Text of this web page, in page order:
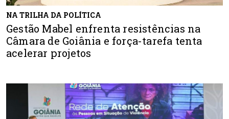
NA TRILHA DA POLÍTICA
Gestão Mabel enfrenta resistências na
Câmara de Goiânia e força-tarefa tenta
acelerar projetos